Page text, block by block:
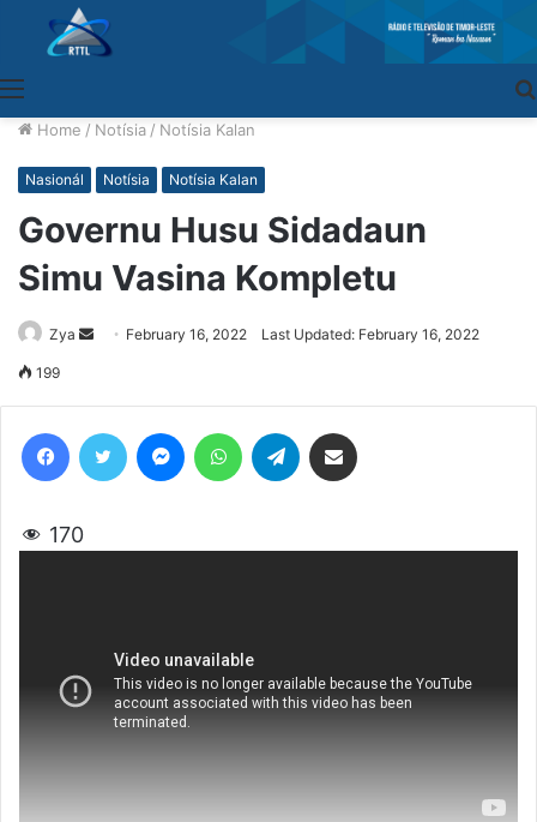
Home / Notísia / Notísia Kalan
Nasionál Notísia Notísia Kalan
Governu Husu Sidadaun
Simu Vasina Kompletu
Zya
SendFebruary 16, 2022 Last Updated: February 16, 2022
199
170